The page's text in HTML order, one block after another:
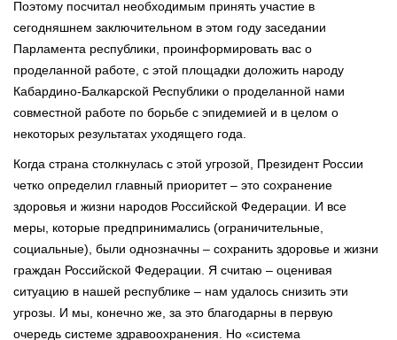
Поэтому посчитал необходимым принять участие в
сегодняшнем заключительном в этом году заседании
Парламента республики, проинформировать вас о
проделанной работе, с этой площадки доложить народу
Кабардино-Балкарской Республики о проделанной нами
совместной работе по борьбе с эпидемией и в целом о
некоторых результатах уходящего года.
Когда страна столкнулась с этой угрозой, Президент России
четко определил главный приоритет – это сохранение
здоровья и жизни народов Российской Федерации. И все
меры, которые предпринимались (ограничительные,
социальные), были однозначны – сохранить здоровье и жизни
граждан Российской Федерации. Я считаю – оценивая
ситуацию в нашей республике – нам удалось снизить эти
угрозы. И мы, конечно же, за это благодарны в первую
очередь системе здравоохранения. Но «система